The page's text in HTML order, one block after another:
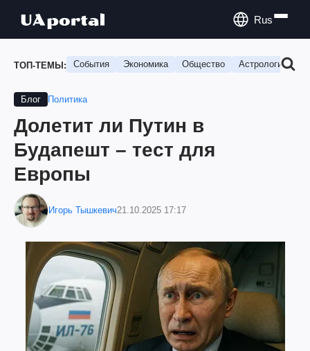
Rus
ТОП-ТЕМЫ: События Экономика Общество Астрология
Блог Политика
Долетит ли Путин в
Будапешт – тест для
Европы
Игорь Тышкевич21.10.2025 17:17